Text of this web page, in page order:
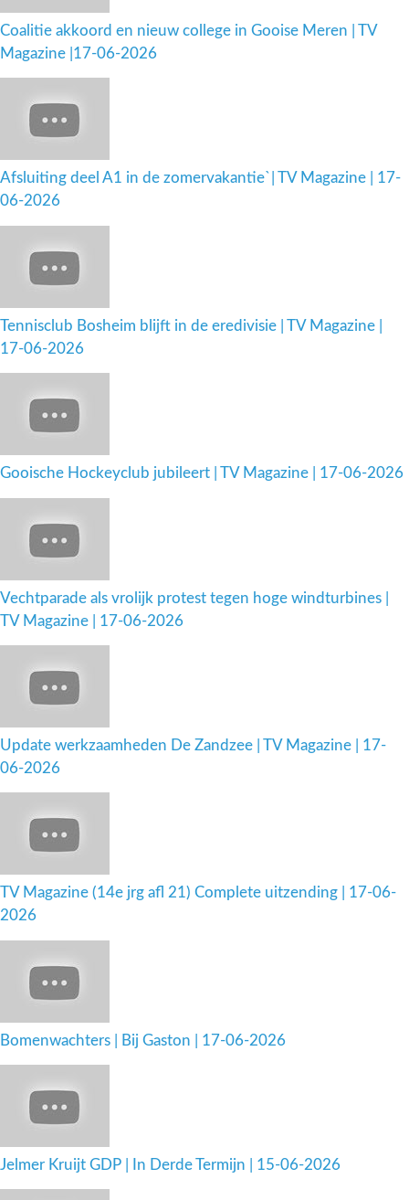
Coalitie akkoord en nieuw college in Gooise Meren | TV
Magazine |17-06-2026
Afsluiting deel A1 in de zomervakantie`| TV Magazine | 17-
06-2026
Tennisclub Bosheim blijft in de eredivisie | TV Magazine |
17-06-2026
Gooische Hockeyclub jubileert | TV Magazine | 17-06-2026
Vechtparade als vrolijk protest tegen hoge windturbines |
TV Magazine | 17-06-2026
Update werkzaamheden De Zandzee | TV Magazine | 17-
06-2026
TV Magazine (14e jrg afl 21) Complete uitzending | 17-06-
2026
Bomenwachters | Bij Gaston | 17-06-2026
Jelmer Kruijt GDP | In Derde Termijn | 15-06-2026